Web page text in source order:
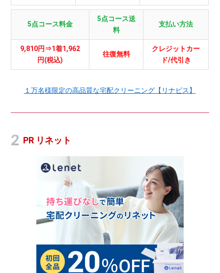
5点コース料金
5点コース送
料
支払い方法
9,810円⇒1着1,962
円(税込)
往復無料
クレジットカー
ド/代引き
１万名様限定の高品質な宅配クリーニング【リナビス】
PR リネット